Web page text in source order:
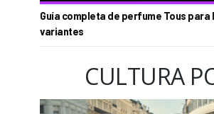
Guía completa de perfume Tous para
variantes
CULTURA